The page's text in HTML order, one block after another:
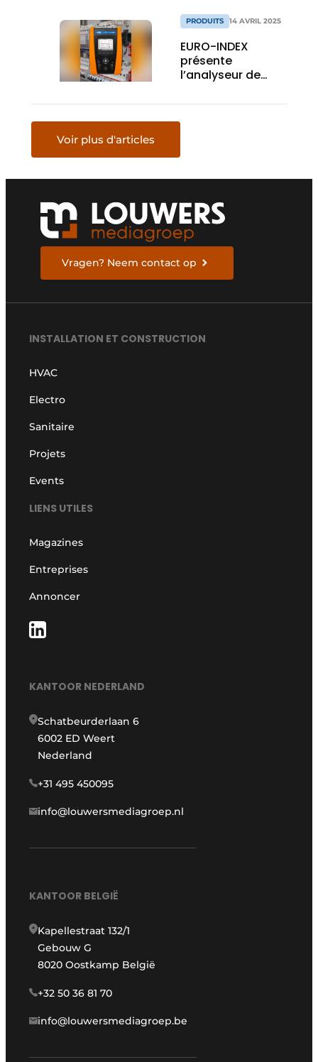
Linum Europe
PRODUITS 14 AVRIL 2025
EURO-INDEX
présente
l’analyseur de
Instruments
Voir plus d'articles
Vragen? Neem contact op
INSTALLATION ET CONSTRUCTION
HVAC
Electro
Sanitaire
Projets
Events
LIENS UTILES
Magazines
Entreprises
Annoncer
KANTOOR NEDERLAND
Schatbeurderlaan 6
6002 ED Weert
Nederland
+31 495 450095
info@louwersmediagroep.nl
KANTOOR BELGIË
Kapellestraat 132/1
Gebouw G
8020 Oostkamp België
+32 50 36 81 70
info@louwersmediagroep.be